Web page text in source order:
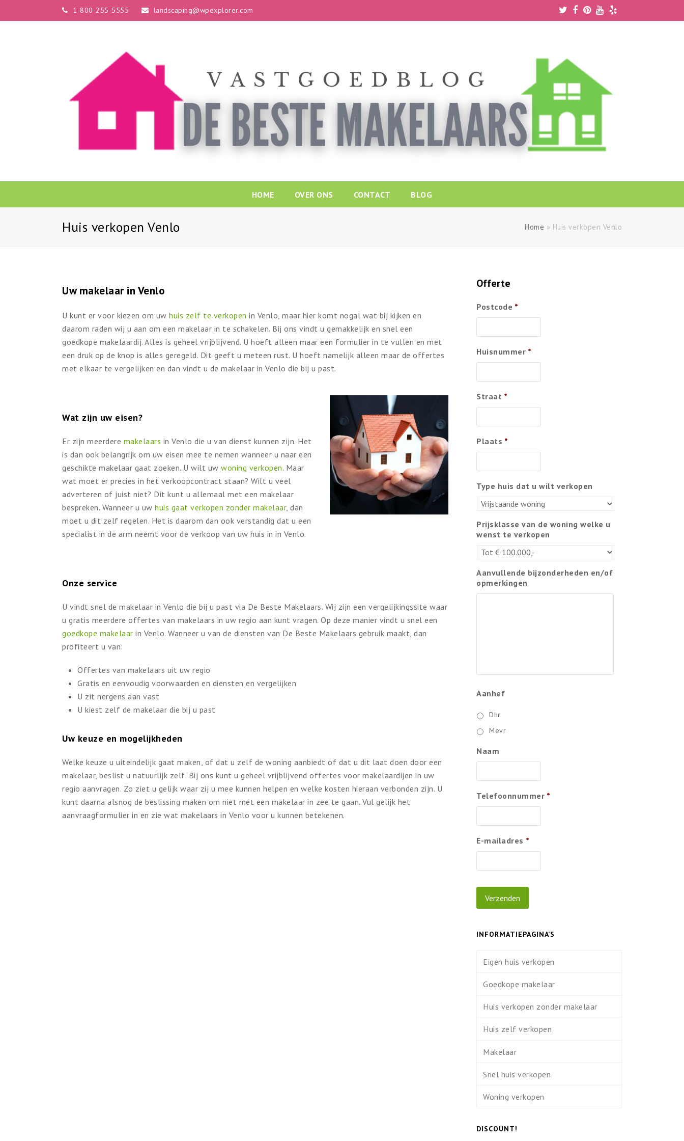
1-800-255-5555 landscaping@wpexplorer.com Twitter
Facebook
Pinterest
Youtube
HOME OVER ONS CONTACT BLOG
Huis verkopen Venlo Home » Huis verkopen Venlo
Uw makelaar in Venlo
U kunt er voor kiezen om uw huis zelf te verkopen in Venlo, maar hier komt nogal wat bij kijken en
daarom raden wij u aan om een makelaar in te schakelen. Bij ons vindt u gemakkelijk en snel een
goedkope makelaardij. Alles is geheel vrijblijvend. U hoeft alleen maar een formulier in te vullen en met
een druk op de knop is alles geregeld. Dit geeft u meteen rust. U hoeft namelijk alleen maar de offertes
met elkaar te vergelijken en dan vindt u de makelaar in Venlo die bij u past.
Wat zijn uw eisen?
Er zijn meerdere makelaars in Venlo die u van dienst kunnen zijn. Het
is dan ook belangrijk om uw eisen mee te nemen wanneer u naar een
geschikte makelaar gaat zoeken. U wilt uw woning verkopen. Maar
wat moet er precies in het verkoopcontract staan? Wilt u veel
adverteren of juist niet? Dit kunt u allemaal met een makelaar
bespreken. Wanneer u uw huis gaat verkopen zonder makelaar, dan
moet u dit zelf regelen. Het is daarom dan ook verstandig dat u een
specialist in de arm neemt voor de verkoop van uw huis in in Venlo.
Onze service
U vindt snel de makelaar in Venlo die bij u past via De Beste Makelaars. Wij zijn een vergelijkingssite waar
u gratis meerdere offertes van makelaars in uw regio aan kunt vragen. Op deze manier vindt u snel een
goedkope makelaar in Venlo. Wanneer u van de diensten van De Beste Makelaars gebruik maakt, dan
profiteert u van:
Offertes van makelaars uit uw regio
Gratis en eenvoudig voorwaarden en diensten en vergelijken
U zit nergens aan vast
U kiest zelf de makelaar die bij u past
Uw keuze en mogelijkheden
Welke keuze u uiteindelijk gaat maken, of dat u zelf de woning aanbiedt of dat u dit laat doen door een
makelaar, beslist u natuurlijk zelf. Bij ons kunt u geheel vrijblijvend offertes voor makelaardijen in uw
regio aanvragen. Zo ziet u gelijk waar zij u mee kunnen helpen en welke kosten hieraan verbonden zijn. U
kunt daarna alsnog de beslissing maken om niet met een makelaar in zee te gaan. Vul gelijk het
aanvraagformulier in en zie wat makelaars in Venlo voor u kunnen betekenen.
Offerte
Postcode *
Huisnummer *
Straat *
Plaats *
Type huis dat u wilt verkopen
Prijsklasse van de woning welke u
wenst te verkopen
Aanvullende bijzonderheden en/of
opmerkingen
Aanhef
Dhr
Mevr
Naam
Telefoonnummer *
E-mailadres *
INFORMATIEPAGINA’S
Eigen huis verkopen
Goedkope makelaar
Huis verkopen zonder makelaar
Huis zelf verkopen
Makelaar
Snel huis verkopen
Woning verkopen
DISCOUNT!